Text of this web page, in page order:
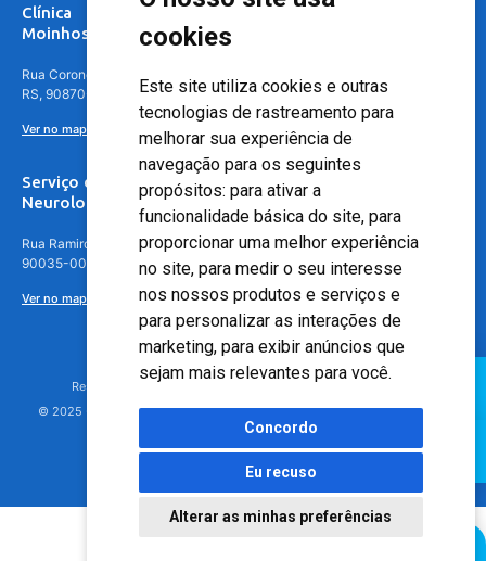
cookies
Este site utiliza cookies e outras
tecnologias de rastreamento para
melhorar sua experiência de
navegação para os seguintes
propósitos: para ativar a
funcionalidade básica do site, para
proporcionar uma melhor experiência
no site, para medir o seu interesse
nos nossos produtos e serviços e
para personalizar as interações de
marketing, para exibir anúncios que
sejam mais relevantes para você.
Concordo
Eu recuso
Alterar as minhas preferências
Clínica
Moinhos de Vento - Teresópolis
Rua Coronel Aparício Borges, 250 - 3º andar - Teresópolis, Porto Alegre -
RS, 90870-016
Ver no mapa
Serviço de
Neurologia
Rua Ramiro Barcelos, 630 – 5º andar – Floresta, Porto Alegre – RS,
90035-001
Ver no mapa
Responsável Técnico: Dr. Luiz Antonio Nasi - CREMERS 11217
© 2025 - Hospital Moinhos de Vento - Registro Empresa (CRM-RS): 425